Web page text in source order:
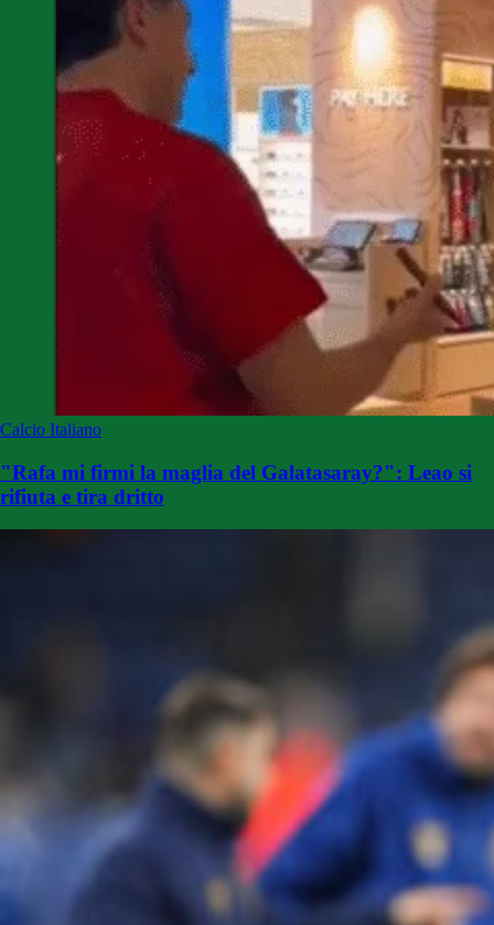
Calcio Italiano
"Rafa mi firmi la maglia del Galatasaray?": Leao si
rifiuta e tira dritto